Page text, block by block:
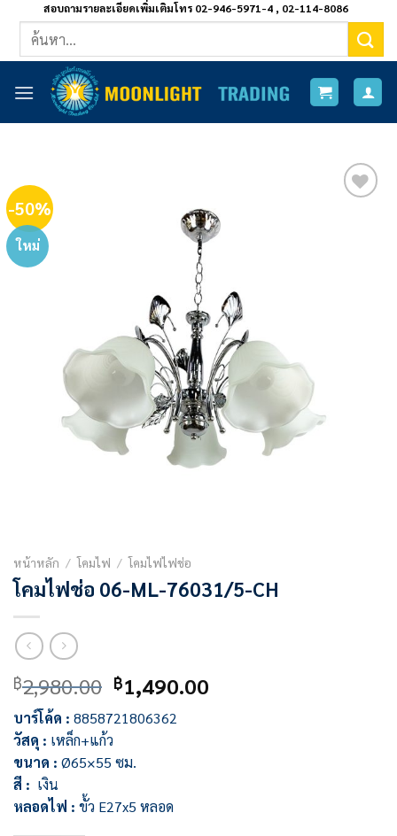
สอบถามรายละเอียดเพิ่มเติมโทร 02-946-5971-4 , 02-114-8086
ค้นหา:
-50%
ใหม่
หน้าหลัก / โคมไฟ / โคมไฟไฟช่อ
โคมไฟช่อ 06-ML-76031/5-CH
฿2,980.00 Original
price
was:
฿1,490.00
บาร์โค้ด : 8858721806362
วัสดุ : เหล็ก+แก้ว
ขนาด : Ø65×55 ซม.
สี : เงิน
หลอดไฟ : ขั้ว E27x5 หลอด